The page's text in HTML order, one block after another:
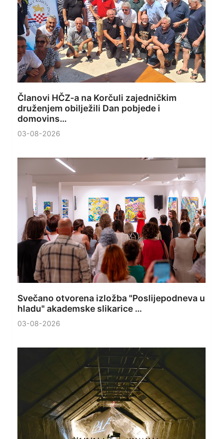
Članovi HČZ-a na Korčuli zajedničkim
druženjem obilježili Dan pobjede i
domovins…
03-08-2026
Svečano otvorena izložba "Poslijepodneva u
hladu" akademske slikarice …
03-08-2026